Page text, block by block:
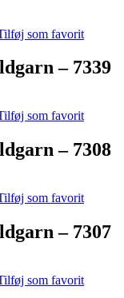
som favorit
– 7339
som favorit
– 7308
som favorit
– 7307
som favorit